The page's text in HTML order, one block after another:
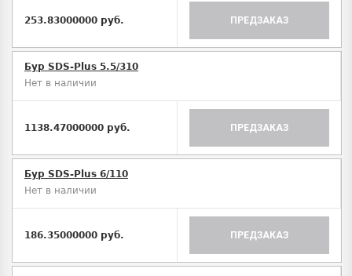
253.83000000 руб. ПРЕДЗАКАЗ
Бур SDS-Plus 5.5/310
Нет в наличии
1138.47000000 руб. ПРЕДЗАКАЗ
Бур SDS-Plus 6/110
Нет в наличии
186.35000000 руб. ПРЕДЗАКАЗ